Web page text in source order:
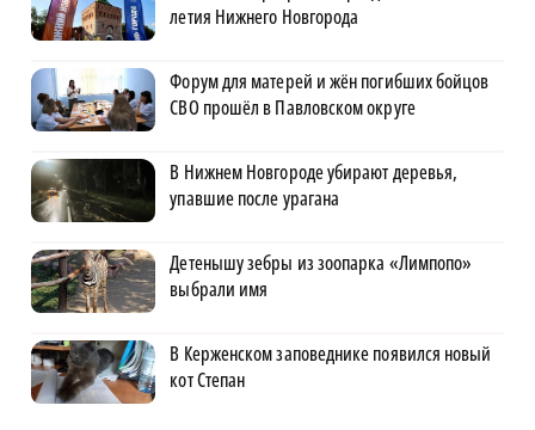
летия Нижнего Новгорода
Форум для матерей и жён погибших бойцов
СВО прошёл в Павловском округе
В Нижнем Новгороде убирают деревья,
упавшие после урагана
Детенышу зебры из зоопарка «Лимпопо»
выбрали имя
В Керженском заповеднике появился новый
кот Степан